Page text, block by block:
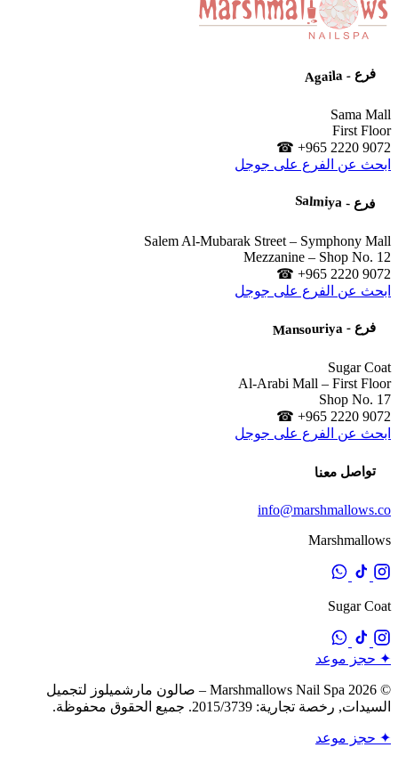
فرع - Agaila
Sama Mall
First Floor
☎ +965 2220 9072
ابحث عن الفرع على جوجل
فرع -
Salmiya
Salem Al-Mubarak Street – Symphony Mall
Mezzanine – Shop No. 12
☎ +965 2220 9072
ابحث عن الفرع على جوجل
فرع - Mansouriya
Sugar Coat
Al-Arabi Mall – First Floor
Shop No. 17
☎ +965 2220 9072
ابحث عن الفرع على جوجل
تواصل معنا
info@marshmallows.co
Marshmallows
Sugar Coat
✦ حجز موعد
© 2026 Marshmallows Nail Spa – صالون مارشميلوز لتجميل
السيدات, رخصة تجارية: 2015/3739. جميع الحقوق محفوظة.
✦ حجز موعد